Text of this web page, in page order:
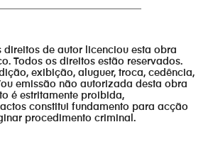
direitos de autor licenciou esta obra
Todos os direitos estão reservados.
exibição, aluguer, troca, cedência,
emissão não autorizada desta obra
é estritamente proibida,
constitui fundamento para acção
procedimento criminal.